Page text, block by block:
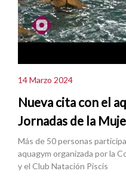
14 Marzo 2024
Nueva cita con el
Jornadas de la
Más de 50 personas
aquagym organizada por la
y el Club Natación Piscis